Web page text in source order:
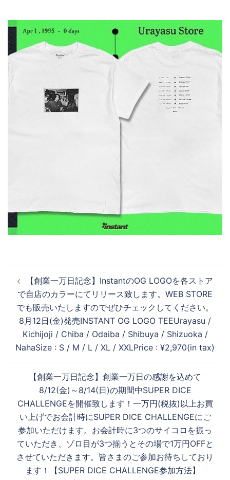
稿
ビ
ー
シ
【創業一万日記念】InstantのOG LOGOを各ストア
で自店のカラーにてリリース致します。WEB STORE
でも販売いたしますのでぜひチェックしてください。
8月12日(金)発売INSTANT OG LOGO TEEUrayasu /
Kichijoji / Chiba / Odaiba / Shibuya / Shizuoka /
NahaSize : S / M / L / XL / XXLPrice : ¥2,970(in tax)
【創業一万日記念】創業一万日の感謝を込めて
8/12(金)～8/14(日)の期間中SUPER DICE
CHALLENGEを開催致します！一万円(税抜)以上お買
い上げでお会計時にSUPER DICE CHALLENGEにご
参加いただけます。お会計時に3つのサイコロを振っ
ていただき、ゾロ目が3つ揃うとその場で1万円OFFと
させていただきます。皆さまのご参加お待ちしており
ます！【SUPER DICE CHALLENGE参加方法】